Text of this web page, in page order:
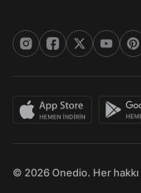
© 2026 Onedio. Her hakkı